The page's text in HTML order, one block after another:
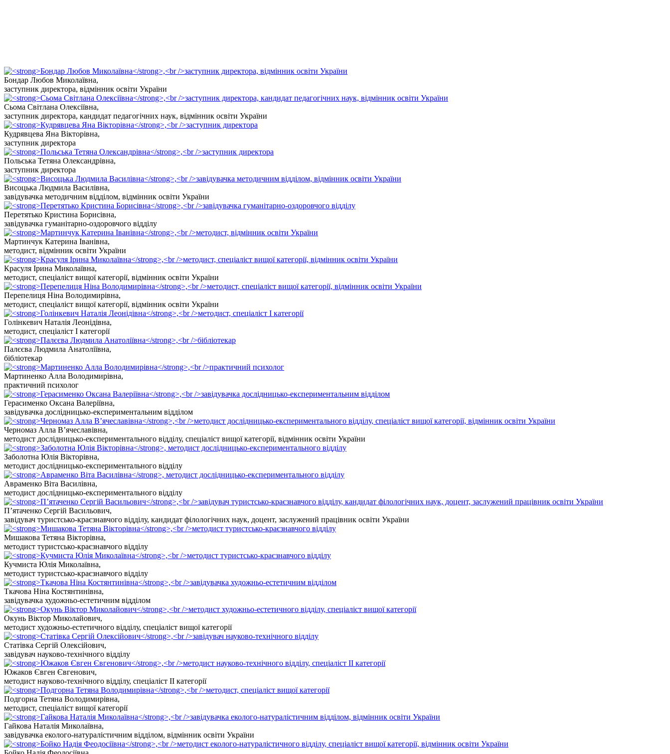
Бондар Любов Миколаївна,
заступник директора, відмінник освіти України
Сьома Світлана Олексіївна,
заступник директора, кандидат педагогічних наук, відмінник освіти України
Кудрявцева Яна Вікторівна,
заступник директора
Польська Тетяна Олександрівна,
заступник директора
Висоцька Людмила Василівна,
завідувачка методичним відділом, відмінник освіти України
Перетятько Кристина Борисівна,
завідувачка гуманітарно-оздоровчого відділу
Мартинчук Катерина Іванівна,
методист, відмінник освіти України
Красуля Ірина Миколаївна,
методист, спеціаліст вищої категорії, відмінник освіти України
Перепелиця Ніна Володимирівна,
методист, спеціаліст вищої категорії, відмінник освіти України
Голінкевич Наталія Леонідівна,
методист, спеціаліст І категорії
Палєєва Людмила Анатоліївна,
бібліотекар
Мартиненко Алла Володимирівна,
практичний психолог
Герасименко Оксана Валеріївна,
завідувачка дослідницько-експериментальним відділом
Черномаз Алла В’ячеславівна,
методист дослідницько-експериментального відділу, спеціаліст вищої категорії, відмінник освіти України
Заболотна Юлія Вікторівна,
методист дослідницько-експериментального відділу
Авраменко Віта Василівна,
методист дослідницько-експериментального відділу
П’ятаченко Сергій Васильович,
завідувач туристсько-краєзнавчого відділу, кандидат філологічних наук, доцент, заслужений працівник освіти України
Мишакова Тетяна Вікторівна,
методист туристсько-краєзнавчого відділу
Кучмиста Юлія Миколаївна,
методист туристсько-краєзнавчого відділу
Ткачова Ніна Костянтинівна,
завідувачка художньо-естетичним відділом
Окунь Віктор Миколайович,
методист художньо-естетичного відділу, спеціаліст вищої категорії
Статівка Сергій Олексійович,
завідувач науково-технічного відділу
Южаков Євген Євгенович,
методист науково-технічного відділу, спеціаліст ІІ категорії
Подгорна Тетяна Володимирівна,
методист, спеціаліст вищої категорії
Гайкова Наталія Миколаївна,
завідувачка еколого-натуралістичним відділом, відмінник освіти України